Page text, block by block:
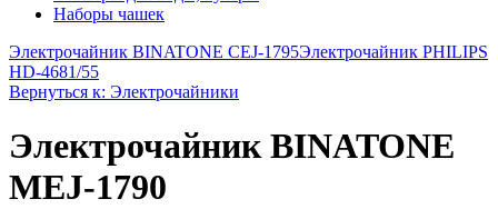
Наборы чашек
Электрочайник BINATONE CEJ-1795Электрочайник PHILIPS
HD-4681/55
Вернуться к: Электрочайники
Электрочайник BINATONE
MEJ-1790